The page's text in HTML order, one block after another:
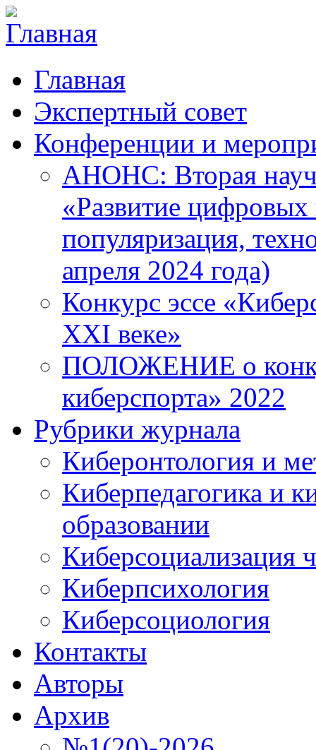
Главная
Экспертный совет
Конференции и
АНОНС: Вторая
«Развитие цифровых
популяризация,
апреля 2024 года)
Конкурс эссе
XXI веке»
ПОЛОЖЕНИЕ о
киберспорта» 2022
Рубрики журнала
Киберонтология и
Киберпедагогика и
образовании
Киберсоциализация
Киберпсихология
Киберсоциология
Контакты
Авторы
Архив